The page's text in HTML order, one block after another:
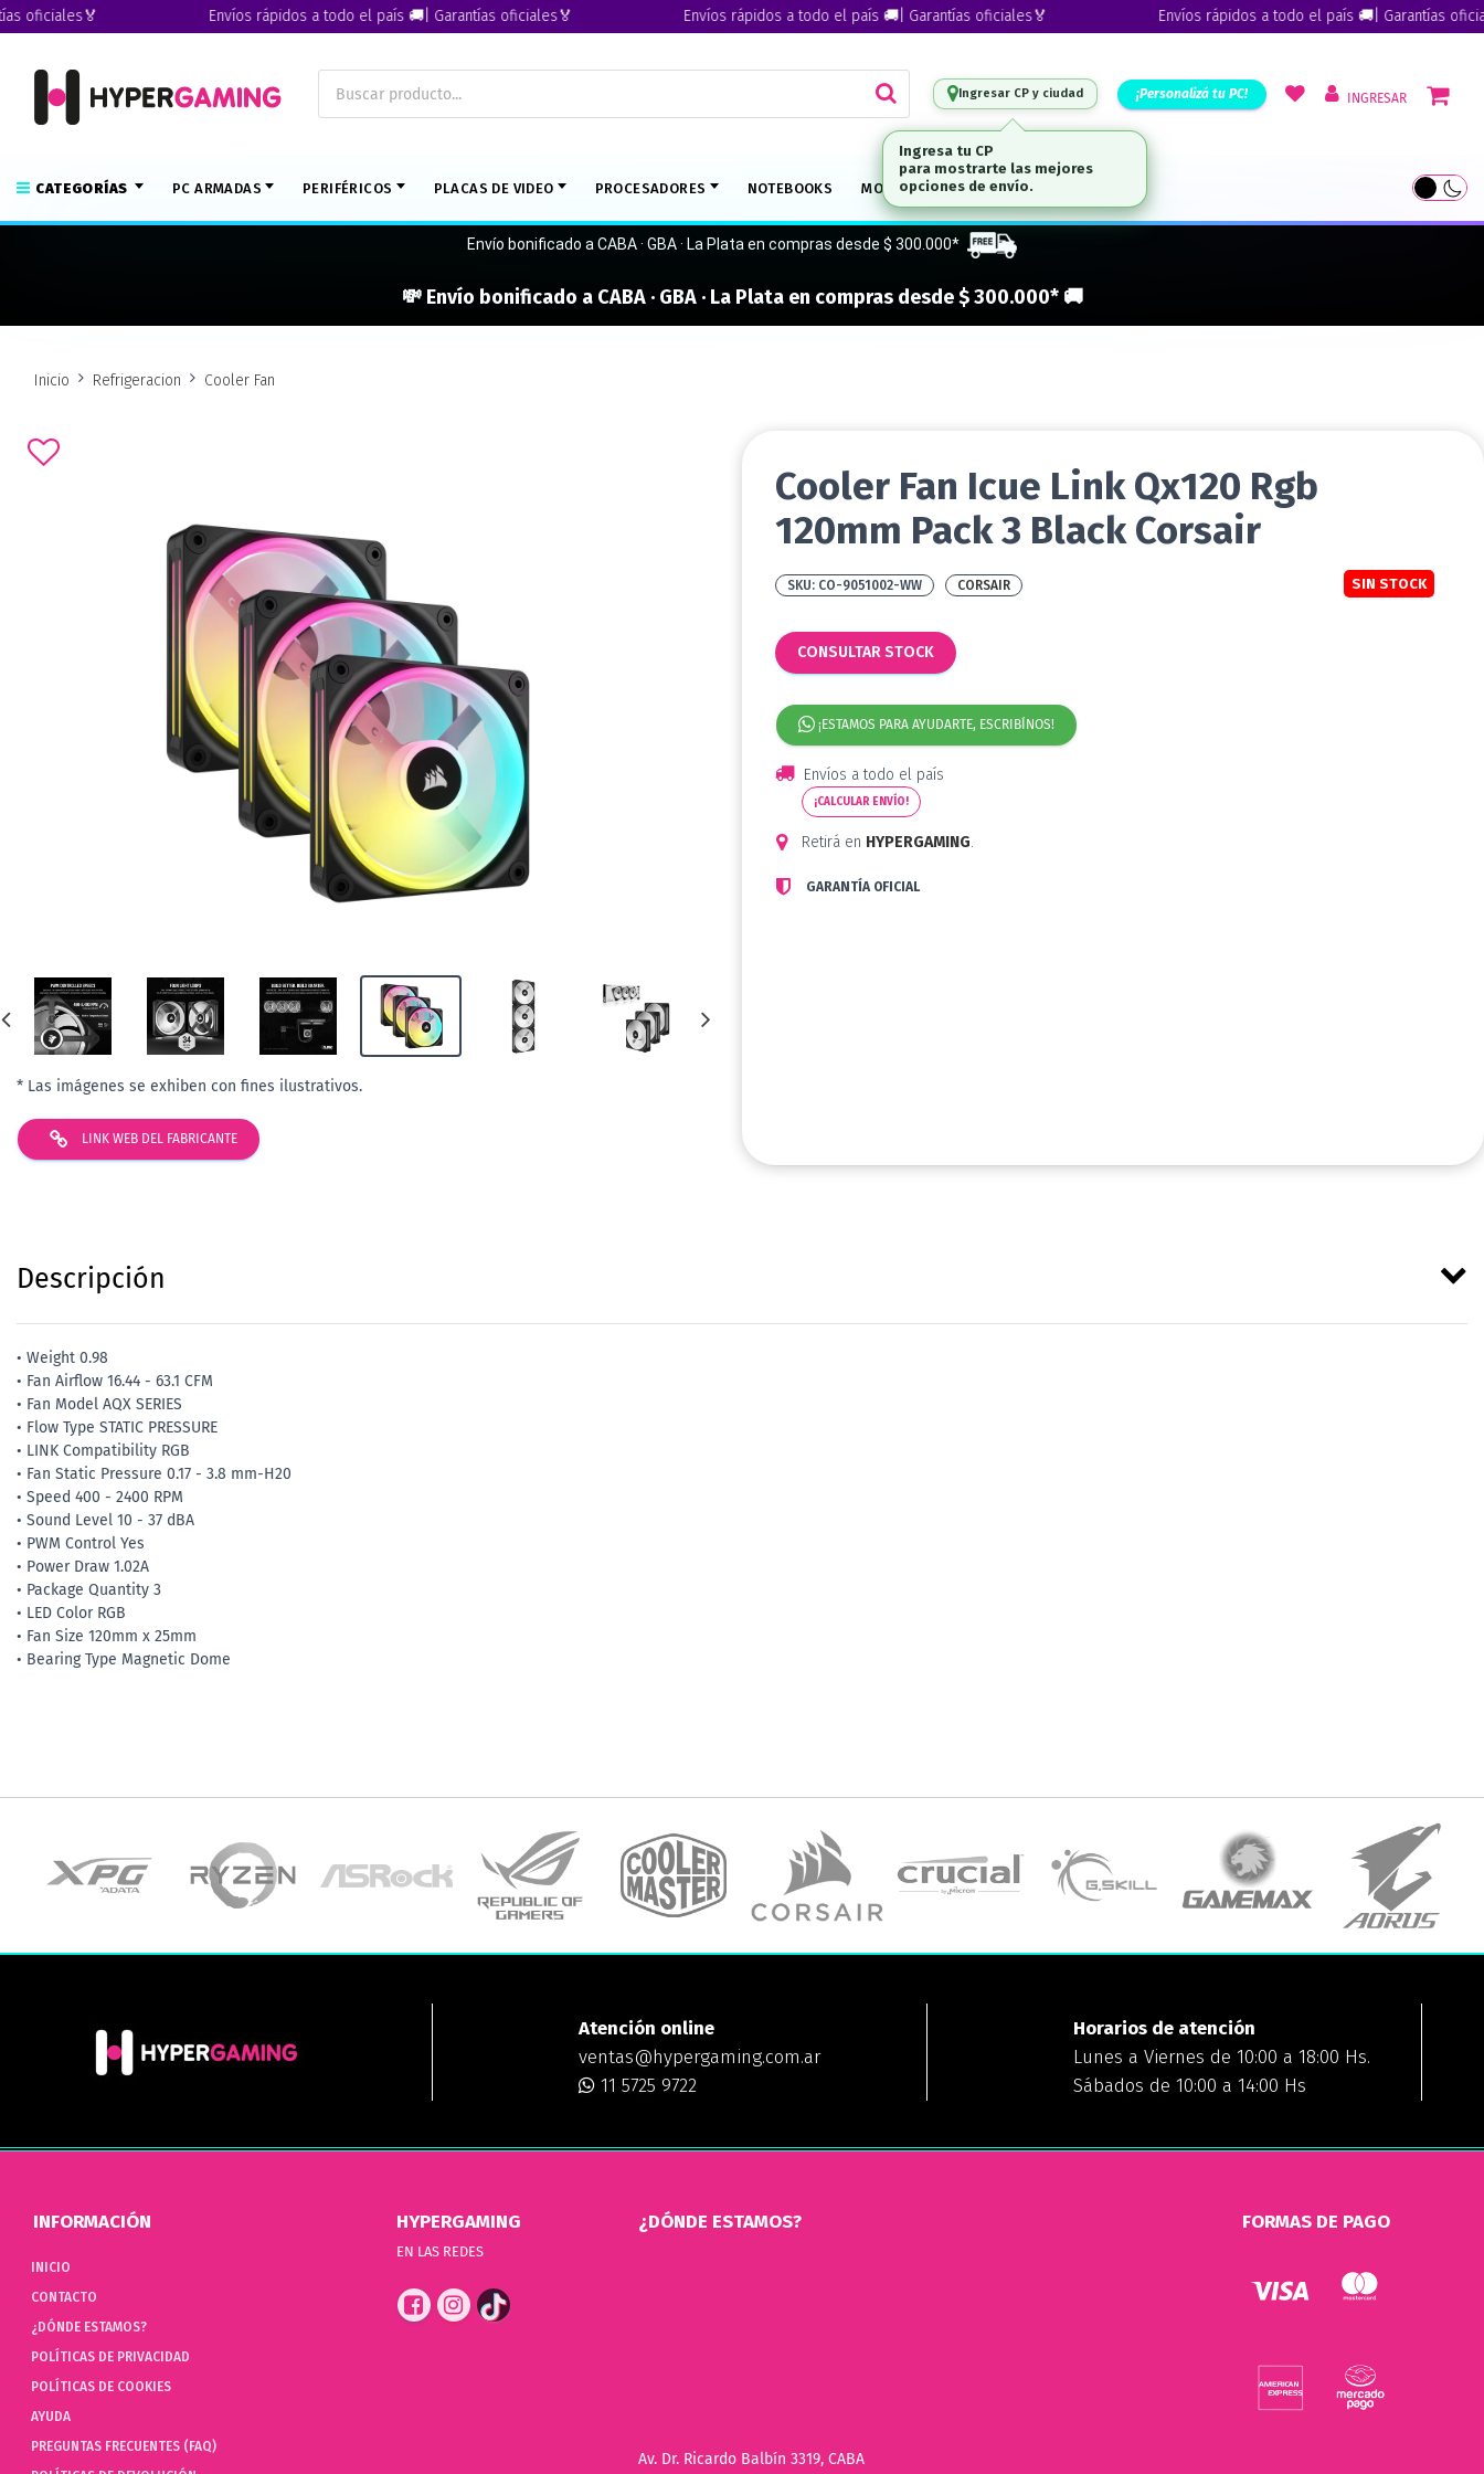
Envíos rápidos a todo el país 🚚| Garantías oficiales🏅 Envíos rápidos a todo el país 🚚| Garantías oficiales🏅 Envíos rápidos a todo el país 🚚| Garantías
Ingresar CP y ciudad ¡Personalizá tu PC! INGRESAR
CATEGORÍAS PC ARMADAS PERIFÉRICOS PLACAS DE VIDEO PROCESADORES NOTEBOOKS MONITORES MARCAS
Envío bonificado a CABA · GBA · La Plata en compras desde $ 300.000*
💸 Envío bonificado a CABA · GBA · La Plata en compras desde $ 300.000* 🚚
Inicio Refrigeracion Cooler Fan
* Las imágenes se exhiben con fines ilustrativos.
LINK WEB DEL FABRICANTE
Cooler Fan Icue Link Qx120 Rgb
120mm Pack 3 Black Corsair
CO-9051002-WW SIN STOCK
CORSAIR
CONSULTAR STOCK
¡ESTAMOS PARA AYUDARTE, ESCRIBÍNOS!
Envíos a todo el país
¡CALCULAR ENVÍO!
Retirá en HYPERGAMING.
GARANTÍA OFICIAL
Descripción
• Weight 0.98
• Fan Airflow 16.44 - 63.1 CFM
• Fan Model AQX SERIES
• Flow Type STATIC PRESSURE
• LINK Compatibility RGB
• Fan Static Pressure 0.17 - 3.8 mm-H20
• Speed 400 - 2400 RPM
• Sound Level 10 - 37 dBA
• PWM Control Yes
• Power Draw 1.02A
• Package Quantity 3
• LED Color RGB
• Fan Size 120mm x 25mm
• Bearing Type Magnetic Dome
Atención online
ventas@hypergaming.com.ar
11 5725 9722
Horarios de atención
Lunes a Viernes de 10:00 a 18:00 Hs.
Sábados de 10:00 a 14:00 Hs
INFORMACIÓN
INICIO
CONTACTO
¿DÓNDE ESTAMOS?
POLÍTICAS DE PRIVACIDAD
POLÍTICAS DE COOKIES
AYUDA
PREGUNTAS FRECUENTES (FAQ)
HYPERGAMING
EN LAS REDES
¿DÓNDE ESTAMOS?
Av. Dr. Ricardo Balbín 3319, CABA
FORMAS DE PAGO
Ingresa tu CP
para mostrarte las mejores
opciones de envío.